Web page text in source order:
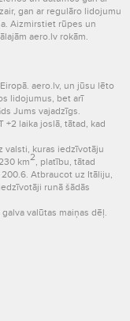
gan ar regulāro lidojumu
Aizmirstiet rūpes un
aero.lv rokām.
lidojumus, bet arī
Jums vajadzīgs.
+2 laika joslā, tātad, kad
valsti, kuras iedzīvotāju
km2, platību, tātad
Itāliju,
runā šādās
nebūs jālauza galva valūtas maiņas dēļ.